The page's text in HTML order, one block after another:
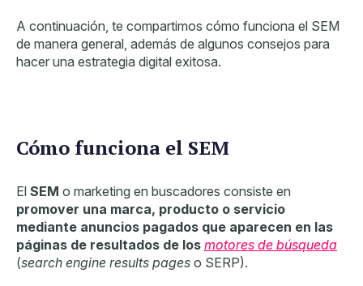
A continuación, te compartimos cómo funciona el SEM
de manera general, además de algunos consejos para
hacer una estrategia digital exitosa.
Cómo funciona el SEM
El SEM o marketing en buscadores consiste en
promover una marca, producto o servicio
mediante anuncios pagados que aparecen en las
páginas de resultados de los motores de búsqueda
(search engine results pages o SERP).